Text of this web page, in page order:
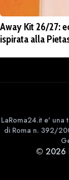
Away Kit 26/27:
ispirata alla
LaRoma24.it e' una
di Roma n. 392/
© 2026